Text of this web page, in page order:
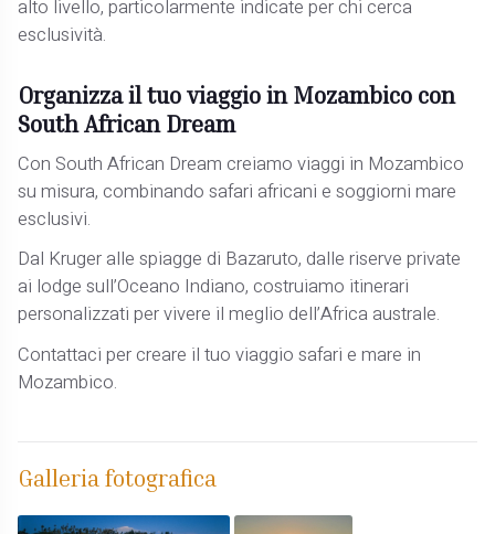
alto livello, particolarmente indicate per chi cerca
esclusività.
Organizza il tuo viaggio in Mozambico con
South African Dream
Con South African Dream creiamo viaggi in Mozambico
su misura, combinando safari africani e soggiorni mare
esclusivi.
Dal Kruger alle spiagge di Bazaruto, dalle riserve private
ai lodge sull’Oceano Indiano, costruiamo itinerari
personalizzati per vivere il meglio dell’Africa australe.
Contattaci per creare il tuo viaggio safari e mare in
Mozambico.
Galleria fotografica